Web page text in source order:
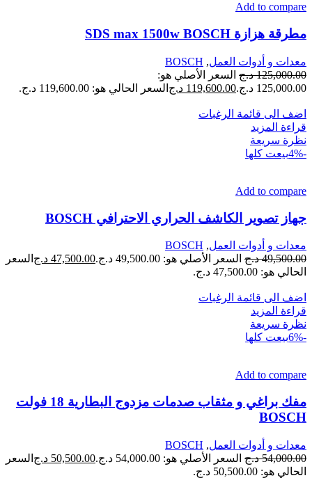
Add to compare
مطرقة هزازة SDS max 1500w BOSCH
معدات و أدوات العمل,
BOSCH
125,000.00 د.ج السعر الأصلي هو:
125,000.00 د.ج.
119,600.00 د.ج السعر الحالي هو: 119,600.00 د.ج.
اضف الى قائمة الرغبات
قراءة المزيد
نظرة سريعة
-4%
بيعت كلها
Add to compare
جهاز تصوير الكاشف الحراري الاحترافي BOSCH
معدات و أدوات العمل,
BOSCH
49,500.00 د.ج السعر الأصلي هو: 49,500.00 د.ج. 47,500.00 د.ج السعر
الحالي هو: 47,500.00 د.ج.
اضف الى قائمة الرغبات
قراءة المزيد
نظرة سريعة
-6%
بيعت كلها
Add to compare
مفك براغي و مثقاب صدمات مزدوج البطارية 18 فولت
BOSCH
معدات و أدوات العمل,
BOSCH
54,000.00 د.ج السعر الأصلي هو: 54,000.00 د.ج. 50,500.00 د.ج السعر
الحالي هو: 50,500.00 د.ج.